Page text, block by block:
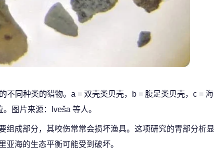
同种类的猎物。a = 双壳类贝壳，b = 腹足类贝壳，c = 海
图片来源：Iveša 等人。
成部分，其咬伤常常会损坏渔具。这项研究的胃部分析显
海的生态平衡可能受到破坏。